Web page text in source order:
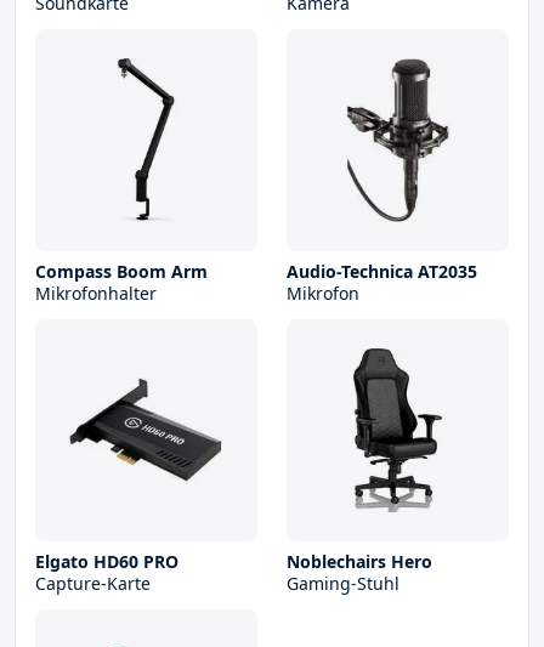
Compass Boom Arm
Mikrofonhalter
Audio-Technica AT2035
Mikrofon
Elgato HD60 PRO
Capture-Karte
Noblechairs Hero
Gaming-Stuhl